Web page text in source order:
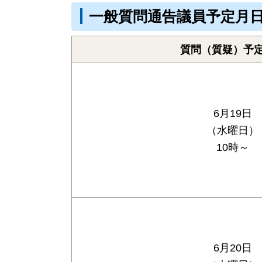
一般質問通告議員予定月日
質問（質疑）予
6月19日
（水曜日）
10時～
6月20日